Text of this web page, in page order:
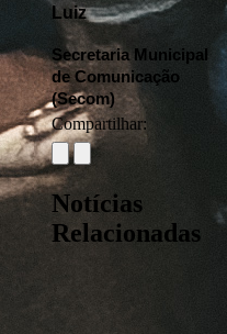
Luiz
Secretaria Municipal
de Comunicação
(Secom)
Compartilhar:
Notícias
Relacionadas